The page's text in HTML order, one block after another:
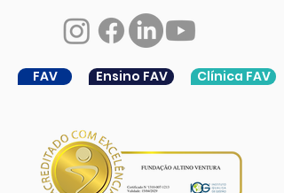
FAV Ensino FAV Clínica FAV